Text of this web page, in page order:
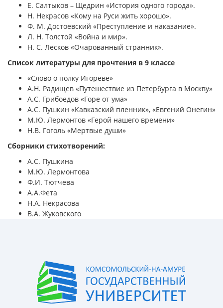
Е. Салтыков – Щедрин «История одного города».
Н. Некрасов «Кому на Руси жить хорошо».
Ф. М. Достоевский «Преступление и наказание».
Л. Н. Толстой «Война и мир».
Н. С. Лесков «Очарованный странник».
Список литературы для прочтения в 9 классе
«Слово о полку Игореве»
А.Н. Радищев «Путешествие из Петербурга в Москву»
А.С. Грибоедов «Горе от ума»
А.С. Пушкин «Кавказский пленник», «Евгений Онегин»
М.Ю. Лермонтов «Герой нашего времени»
Н.В. Гоголь «Мертвые души»
Сборники стихотворений:
А.С. Пушкина
М.Ю. Лермонтова
Ф.И. Тютчева
А.А.Фета
Н.А. Некрасова
В.А. Жуковского